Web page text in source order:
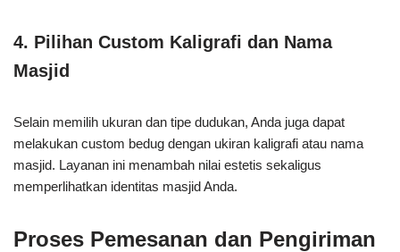
4. Pilihan Custom Kaligrafi dan Nama
Masjid
Selain memilih ukuran dan tipe dudukan, Anda juga dapat
melakukan custom bedug dengan ukiran kaligrafi atau nama
masjid. Layanan ini menambah nilai estetis sekaligus
memperlihatkan identitas masjid Anda.
Proses Pemesanan dan Pengiriman